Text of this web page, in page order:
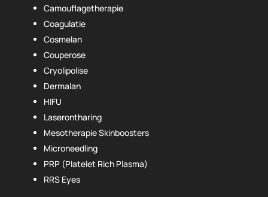
Camouflagetherapie
Coagulatie
Cosmelan
Couperose
Cryolipolise
Dermalan
HIFU
Laserontharing
Mesotherapie Skinboosters
Microneedling
PRP (Platelet Rich Plasma)
RRS Eyes